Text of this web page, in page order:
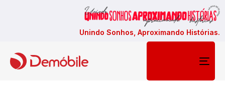
Unindo Sonhos, Aproximando Histórias.